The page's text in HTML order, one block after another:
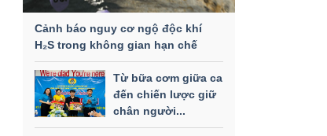
Cảnh báo nguy cơ ngộ độc khí
H₂S trong không gian hạn chế
Từ bữa cơm giữa ca
đến chiến lược giữ
chân người...